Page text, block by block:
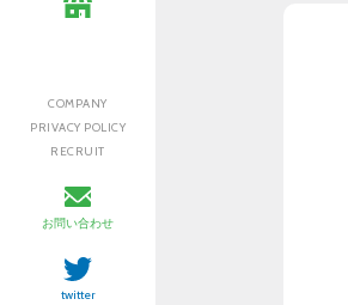
COMPANY
PRIVACY POLICY
RECRUIT
お問い合わせ
twitter